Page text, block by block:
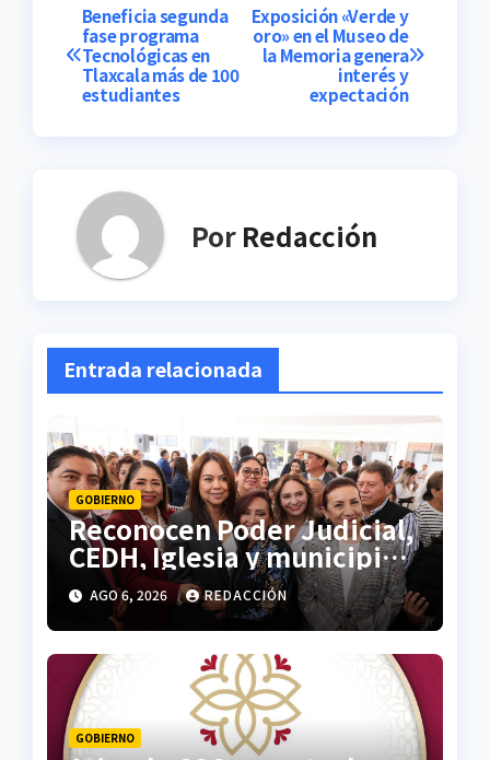
Navegación
de
entradas
Exposición «Verde y
oro» en el Museo de
la Memoria genera
interés y
expectación
Beneficia segunda
fase programa
Tecnológicas en
Tlaxcala más de 100
estudiantes
Por Redacción
Entrada relacionada
GOBIERNO
Reconocen Poder Judicial,
CEDH, Iglesia y municipios
liderazgo de Lorena
Cuéllar en materia de
seguridad
AGO 6, 2026 REDACCIÓN
GOBIERNO